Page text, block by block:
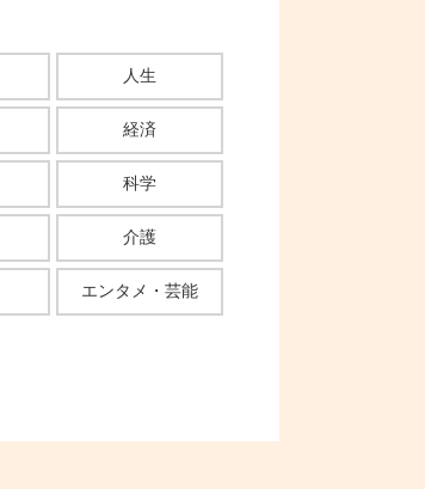
人生
経済
科学
介護
エンタメ・芸能